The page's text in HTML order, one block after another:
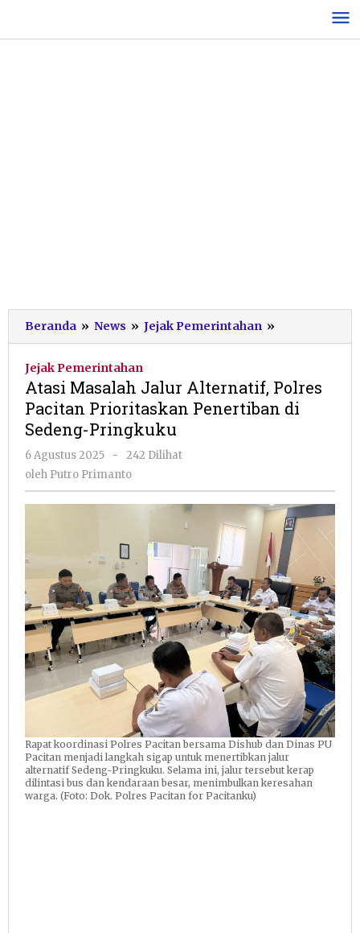
konten
Beranda » News » Jejak Pemerintahan »
Masalah
Polres
Pacitan
Pringkuku
Jejak Pemerintahan
Atasi Masalah Jalur Alternatif, Polres
Pacitan Prioritaskan Penertiban di
Sedeng-Pringkuku
6 Agustus 2025
oleh
Putro
-
242 Dilihat
oleh Putro Primanto
Rapat koordinasi Polres Pacitan bersama Dishub dan Dinas PU
Pacitan menjadi langkah sigap untuk menertibkan jalur
alternatif Sedeng-Pringkuku. Selama ini, jalur tersebut kerap
dilintasi bus dan kendaraan besar, menimbulkan keresahan
warga. (Foto: Dok. Polres Pacitan for Pacitanku)